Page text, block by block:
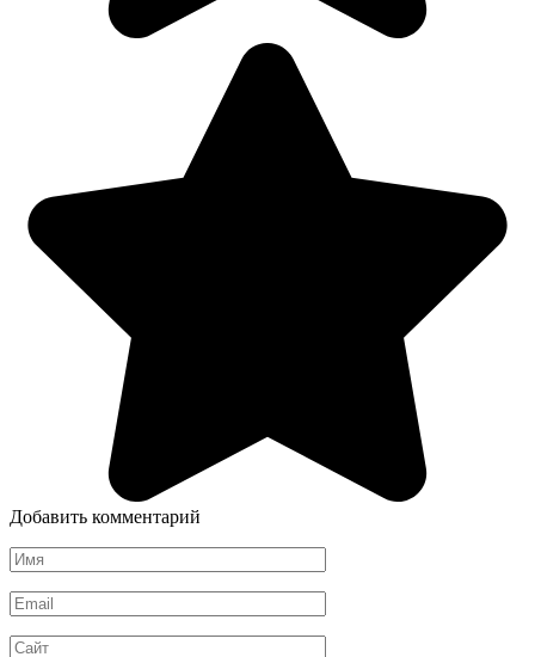
Добавить комментарий
Имя
*
Email
*
Сайт